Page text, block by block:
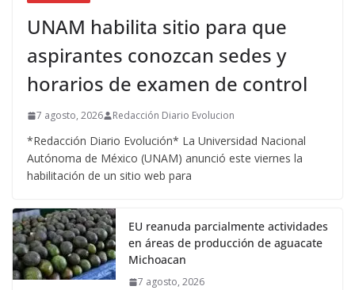
UNAM habilita sitio para que
aspirantes conozcan sedes y
horarios de examen de control
7 agosto, 2026 Redacción Diario Evolucion
*Redacción Diario Evolución* La Universidad Nacional
Autónoma de México (UNAM) anunció este viernes la
habilitación de un sitio web para
EU reanuda parcialmente actividades
en áreas de producción de aguacate
Michoacan
7 agosto, 2026